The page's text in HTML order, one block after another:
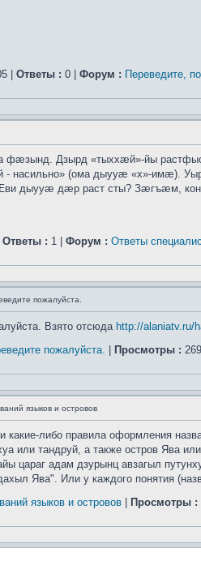
| Ответы : 0 | Форум : Переведите,
Дзырд «тыххӕй»-йы
- насильно» (ома дыууӕ «х»-имӕ).
дыууӕ дӕр раст сты? Зӕгъӕм,
Ответы : 1 | Форум : Ответы
пожалуйста.
Взято отсюда http://alaniatv.ru/
пожалуйста. Просмотры :
языков и островов
либо правила оформления
или тандруй, а также остров Ява
цараг адам дзурынц авзагыл
Ява". Или у каждого понятия
языков и островов Просмотры :